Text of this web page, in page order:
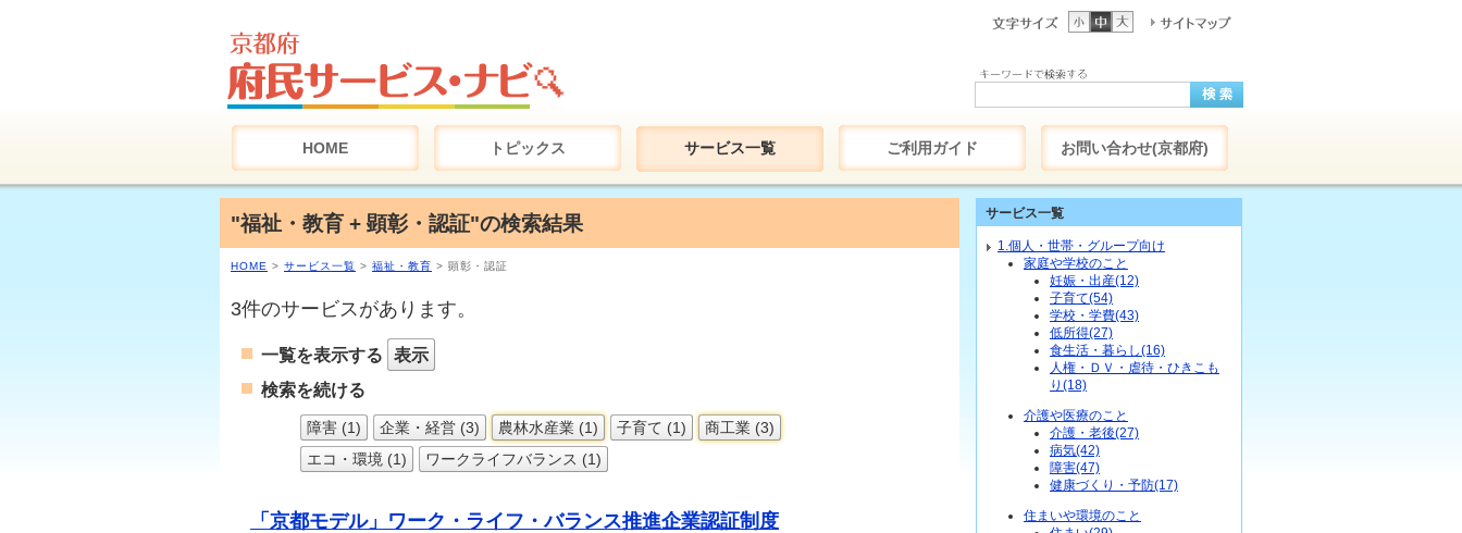
HOME トピックス サービス一覧 ご利用ガイド お問い合わせ(京都府)
"福祉・教育 + 顕彰・認証"の検索結果
HOME > サービス一覧 > 福祉・教育 > 顕彰・認証
3件のサービスがあります。
一覧を表示する
表示
検索を続ける
障害 (1) 企業・経営 (3) 農林水産業 (1) 子育て (1)
商工業 (3)
エコ・環境 (1)
ワークライフバランス (1)
「京都モデル」ワーク・ライフ・バランス推進企業認証制度
サービス一覧
1.個人・世帯・グループ向け
家庭や学校のこと
妊娠・出産(12)
子育て(54)
学校・学費(43)
低所得(27)
食生活・暮らし(16)
人権・ＤＶ・虐待・ひきこも
り(18)
介護や医療のこと
介護・老後(27)
病気(42)
障害(47)
健康づくり・予防(17)
住まいや環境のこと